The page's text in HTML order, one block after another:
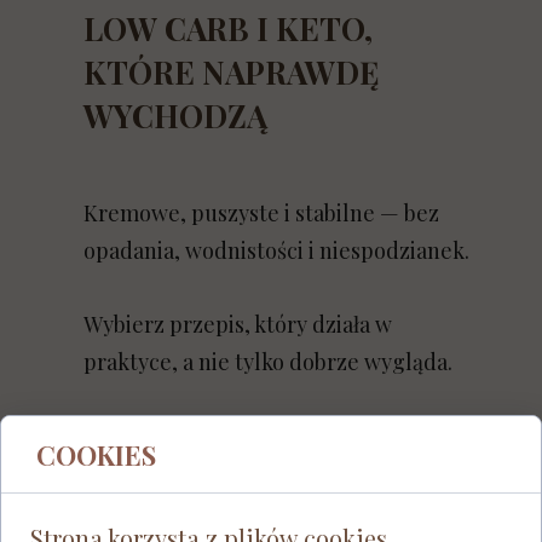
Kremowe, puszyste i stabilne — bez
opadania, wodnistości i niespodzianek.
Wybierz przepis, który działa w
praktyce, a nie tylko dobrze wygląda.
LOW CARB I KETO,
KTÓRE NAPRAWDĘ
WYCHODZĄ
COOKIES